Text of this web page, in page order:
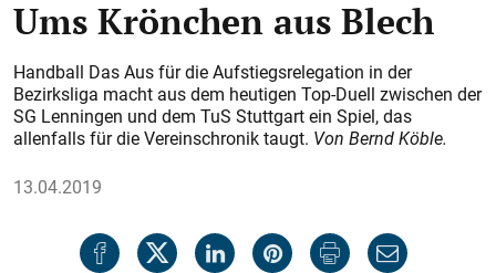
Ums Krönchen aus Blech
Handball Das Aus für die Aufstiegsrelegation in der
Bezirksliga macht aus dem heutigen Top-Duell zwischen der
SG Lenningen und dem TuS Stuttgart ein Spiel, das
allenfalls für die Vereinschronik taugt. Von Bernd Köble.
13.04.2019